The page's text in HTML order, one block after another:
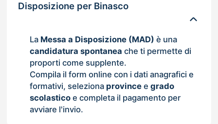
Disposizione per Binasco
La Messa a Disposizione (MAD) è una
candidatura spontanea che ti permette di
proporti come supplente.
Compila il form online con i dati anagrafici e
formativi, seleziona provincee grado
scolasticoe completa il pagamento per
avviare l'invio.